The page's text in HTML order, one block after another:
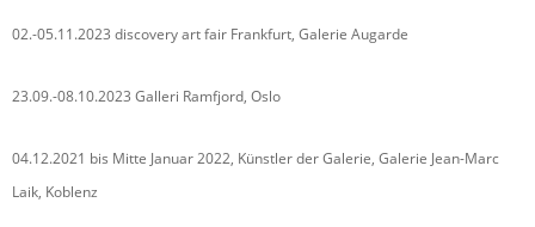
02.-05.11.2023 discovery art fair Frankfurt, Galerie Augarde
23.09.-08.10.2023 Galleri Ramfjord, Oslo
04.12.2021 bis Mitte Januar 2022, Künstler der Galerie, Galerie Jean-Marc
Laik, Koblenz